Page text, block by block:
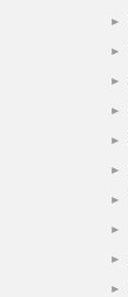
►
►
►
►
►
►
►
►
►
►